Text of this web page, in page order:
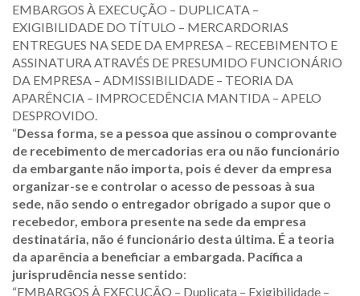
EMBARGOS À EXECUÇÃO – DUPLICATA –
EXIGIBILIDADE DO TÍTULO – MERCARDORIAS
ENTREGUES NA SEDE DA EMPRESA – RECEBIMENTO E
ASSINATURA ATRAVÉS DE PRESUMIDO FUNCIONÁRIO
DA EMPRESA – ADMISSIBILIDADE – TEORIA DA
APARÊNCIA – IMPROCEDÊNCIA MANTIDA – APELO
DESPROVIDO.
“Dessa forma, se a pessoa que assinou o comprovante
de recebimento de mercadorias era ou não funcionário
da embargante não importa, pois é dever da empresa
organizar-se e controlar o acesso de pessoas à sua
sede, não sendo o entregador obrigado a supor que o
recebedor, embora presente na sede da empresa
destinatária, não é funcionário desta última. É a teoria
da aparência a beneficiar a embargada. Pacífica a
jurisprudência nesse sentido:
“EMBARGOS À EXECUÇÃO – Duplicata – Exigibilidade –